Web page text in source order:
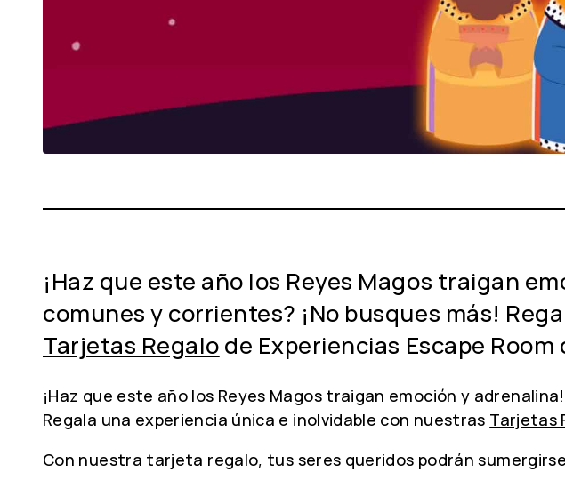
¡Haz que este año los Reyes Magos traigan
comunes y corrientes? ¡No busques más!
Tarjetas Regalode Experiencias Escape Room
¡Haz que este año los Reyes Magos traigan emoción y
Regala una experiencia única e inolvidable con nuestras Tarjetas
Con nuestra tarjeta regalo, tus seres queridos podrán